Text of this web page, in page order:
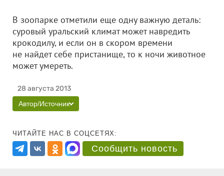
В зоопарке отметили еще одну важную деталь:
суровый уральский климат может навредить
крокодилу, и если он в скором времени
не найдет себе пристанище, то к ночи животное
может умереть.
28 августа 2013
Автор/Источник
ЧИТАЙТЕ НАС В СОЦСЕТЯХ:
Сообщить новость